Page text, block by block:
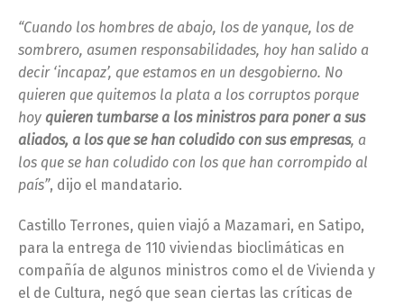
“Cuando los hombres de abajo, los de yanque, los de
sombrero, asumen responsabilidades, hoy han salido a
decir ‘incapaz’, que estamos en un desgobierno. No
quieren que quitemos la plata a los corruptos porque
hoy quieren tumbarse a los ministros para poner a sus
aliados, a los que se han coludido con sus empresas, a
los que se han coludido con los que han corrompido al
país”, dijo el mandatario.
Castillo Terrones, quien viajó a Mazamari, en Satipo,
para la entrega de 110 viviendas bioclimáticas en
compañía de algunos ministros como el de Vivienda y
el de Cultura, negó que sean ciertas las críticas de